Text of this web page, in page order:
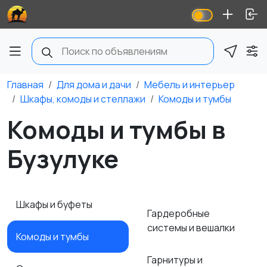
Главная Для дома и дачи
Мебель и интерьер
Шкафы, комоды и стеллажи
Комоды и тумбы
Комоды и тумбы в
Бузулуке
Шкафы и буфеты
Комоды и тумбы
Гардеробные
системы и вешалки
Гарнитуры и